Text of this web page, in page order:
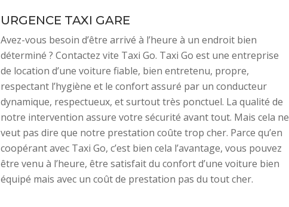
URGENCE TAXI GARE
Avez-vous besoin d’être arrivé à l’heure à un endroit bien
déterminé ? Contactez vite Taxi Go. Taxi Go est une entreprise
de location d’une voiture fiable, bien entretenu, propre,
respectant l’hygiène et le confort assuré par un conducteur
dynamique, respectueux, et surtout très ponctuel. La qualité de
notre intervention assure votre sécurité avant tout. Mais cela ne
veut pas dire que notre prestation coûte trop cher. Parce qu’en
coopérant avec Taxi Go, c’est bien cela l’avantage, vous pouvez
être venu à l’heure, être satisfait du confort d’une voiture bien
équipé mais avec un coût de prestation pas du tout cher.